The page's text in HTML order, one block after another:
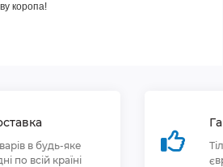
коропа!
в будь-яке
по всій країні